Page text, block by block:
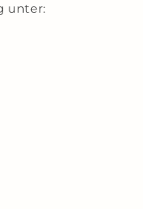
unter: